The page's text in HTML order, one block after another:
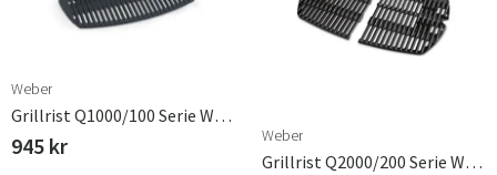
Weber
Grillrist Q1000/100 Serie Weber
945 kr Weber
Grillrist Q2000/200 Serie Weber